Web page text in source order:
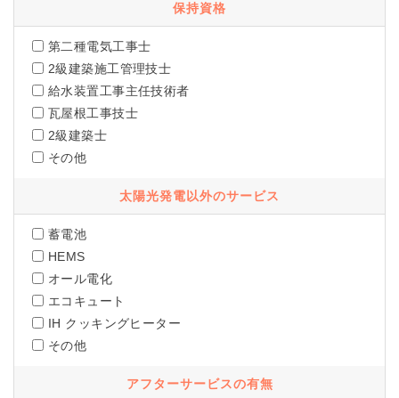
保持資格
第二種電気工事士
2級建築施工管理技士
給水装置工事主任技術者
瓦屋根工事技士
2級建築士
その他
太陽光発電以外のサービス
蓄電池
HEMS
オール電化
エコキュート
IH クッキングヒーター
その他
アフターサービスの有無